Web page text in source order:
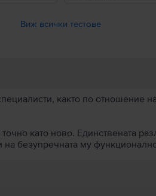
Виж всички тестове
както по отношение
като ново. Единствената
безупречната му